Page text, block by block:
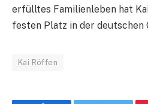
erfülltes Familienleben hat
festen Platz in der
Kai Röffen